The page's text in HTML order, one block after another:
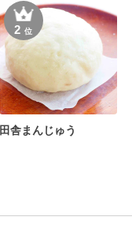
2位
田舎まんじゅう